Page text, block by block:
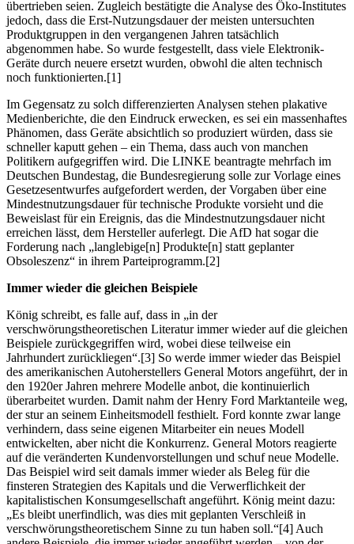
übertrieben seien. Zugleich bestätigte die Analyse des Öko-Institutes
jedoch, dass die Erst-Nutzungsdauer der meisten untersuchten
Produktgruppen in den vergangenen Jahren tatsächlich
abgenommen habe. So wurde festgestellt, dass viele Elektronik-
Geräte durch neuere ersetzt wurden, obwohl die alten technisch
noch funktionierten.[1]
Im Gegensatz zu solch differenzierten Analysen stehen plakative
Medienberichte, die den Eindruck erwecken, es sei ein massenhaftes
Phänomen, dass Geräte absichtlich so produziert würden, dass sie
schneller kaputt gehen – ein Thema, dass auch von manchen
Politikern aufgegriffen wird. Die LINKE beantragte mehrfach im
Deutschen Bundestag, die Bundesregierung solle zur Vorlage eines
Gesetzesentwurfes aufgefordert werden, der Vorgaben über eine
Mindestnutzungsdauer für technische Produkte vorsieht und die
Beweislast für ein Ereignis, das die Mindestnutzungsdauer nicht
erreichen lässt, dem Hersteller auferlegt. Die AfD hat sogar die
Forderung nach „langlebige[n] Produkte[n] statt geplanter
Obsoleszenz“ in ihrem Parteiprogramm.[2]
Immer wieder die gleichen Beispiele
König schreibt, es falle auf, dass in „in der
verschwörungstheoretischen Literatur immer wieder auf die gleichen
Beispiele zurückgegriffen wird, wobei diese teilweise ein
Jahrhundert zurückliegen“.[3] So werde immer wieder das Beispiel
des amerikanischen Autoherstellers General Motors angeführt, der in
den 1920er Jahren mehrere Modelle anbot, die kontinuierlich
überarbeitet wurden. Damit nahm der Henry Ford Marktanteile weg,
der stur an seinem Einheitsmodell festhielt. Ford konnte zwar lange
verhindern, dass seine eigenen Mitarbeiter ein neues Modell
entwickelten, aber nicht die Konkurrenz. General Motors reagierte
auf die veränderten Kundenvorstellungen und schuf neue Modelle.
Das Beispiel wird seit damals immer wieder als Beleg für die
finsteren Strategien des Kapitals und die Verwerflichkeit der
kapitalistischen Konsumgesellschaft angeführt. König meint dazu:
„Es bleibt unerfindlich, was dies mit geplanten Verschleiß in
verschwörungstheoretischem Sinne zu tun haben soll.“[4] Auch